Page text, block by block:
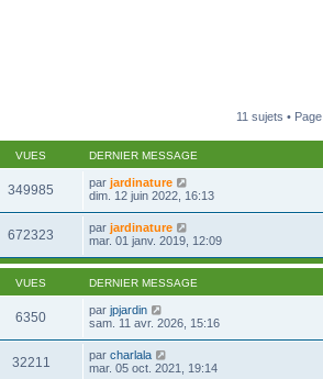
11 sujets • Page
VUES DERNIER MESSAGE
349985 par jardinature
dim. 12 juin 2022, 16:13
672323 par jardinature
mar. 01 janv. 2019, 12:09
VUES DERNIER MESSAGE
6350 par jpjardin
sam. 11 avr. 2026, 15:16
32211 par charlala
mar. 05 oct. 2021, 19:14